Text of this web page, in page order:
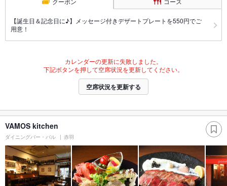
【誕生日＆記念日に♪】メッセージ付きデザートプレートを550円でご
用意！
カレンダーの更新に失敗しました。
下記ボタンを押して空席状況を更新してください。
空席状況を更新する
VAMOS kitchen
ダイニングバー・バル 赤羽